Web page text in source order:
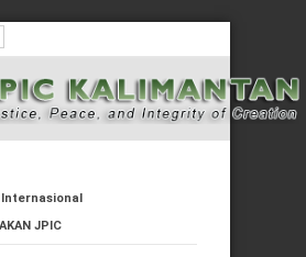
Internasional
JPIC